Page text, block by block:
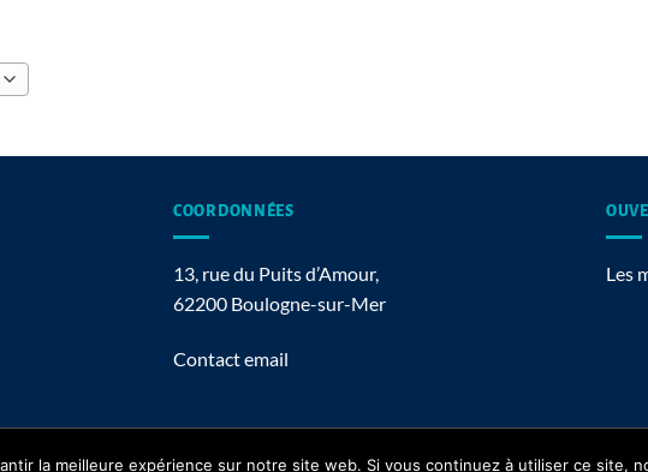
COORDONNÉES
13, rue du Puits d’Amour,
62200 Boulogne-sur-Mer
Contact email
Les
la meilleure expérience sur notre site web. Si vous continuez à utiliser ce site,